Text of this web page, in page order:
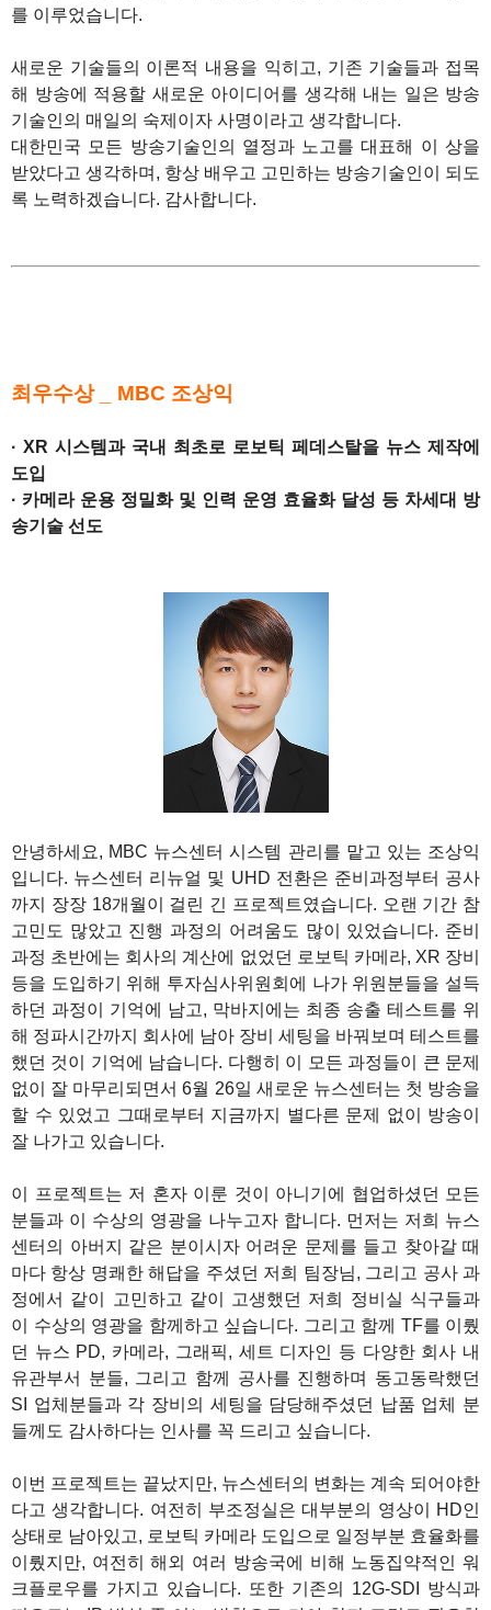
를 이루었습니다.
새로운 기술들의 이론적 내용을 익히고, 기존 기술들과 접목
해 방송에 적용할 새로운 아이디어를 생각해 내는 일은 방송
기술인의 매일의 숙제이자 사명이라고 생각합니다.
대한민국 모든 방송기술인의 열정과 노고를 대표해 이 상을
받았다고 생각하며, 항상 배우고 고민하는 방송기술인이 되도
록 노력하겠습니다. 감사합니다.
최우수상 _ MBC 조상익
· XR 시스템과 국내 최초로 로보틱 페데스탈을 뉴스 제작에
도입
· 카메라 운용 정밀화 및 인력 운영 효율화 달성 등 차세대 방
송기술 선도
안녕하세요, MBC 뉴스센터 시스템 관리를 맡고 있는 조상익
입니다. 뉴스센터 리뉴얼 및 UHD 전환은 준비과정부터 공사
까지 장장 18개월이 걸린 긴 프로젝트였습니다. 오랜 기간 참
고민도 많았고 진행 과정의 어려움도 많이 있었습니다. 준비
과정 초반에는 회사의 계산에 없었던 로보틱 카메라, XR 장비
등을 도입하기 위해 투자심사위원회에 나가 위원분들을 설득
하던 과정이 기억에 남고, 막바지에는 최종 송출 테스트를 위
해 정파시간까지 회사에 남아 장비 세팅을 바꿔보며 테스트를
했던 것이 기억에 남습니다. 다행히 이 모든 과정들이 큰 문제
없이 잘 마무리되면서 6월 26일 새로운 뉴스센터는 첫 방송을
할 수 있었고 그때로부터 지금까지 별다른 문제 없이 방송이
잘 나가고 있습니다.
이 프로젝트는 저 혼자 이룬 것이 아니기에 협업하셨던 모든
분들과 이 수상의 영광을 나누고자 합니다. 먼저는 저희 뉴스
센터의 아버지 같은 분이시자 어려운 문제를 들고 찾아갈 때
마다 항상 명쾌한 해답을 주셨던 저희 팀장님, 그리고 공사 과
정에서 같이 고민하고 같이 고생했던 저희 정비실 식구들과
이 수상의 영광을 함께하고 싶습니다. 그리고 함께 TF를 이뤘
던 뉴스 PD, 카메라, 그래픽, 세트 디자인 등 다양한 회사 내
유관부서 분들, 그리고 함께 공사를 진행하며 동고동락했던
SI 업체분들과 각 장비의 세팅을 담당해주셨던 납품 업체 분
들께도 감사하다는 인사를 꼭 드리고 싶습니다.
이번 프로젝트는 끝났지만, 뉴스센터의 변화는 계속 되어야한
다고 생각합니다. 여전히 부조정실은 대부분의 영상이 HD인
상태로 남아있고, 로보틱 카메라 도입으로 일정부분 효율화를
이뤘지만, 여전히 해외 여러 방송국에 비해 노동집약적인 워
크플로우를 가지고 있습니다. 또한 기존의 12G-SDI 방식과